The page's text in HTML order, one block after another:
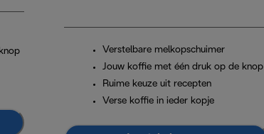
Verstelbare melkopschuimer
Jouw koffie met één druk op de knop
Ruime keuze uit recepten
Verse koffie in ieder kopje